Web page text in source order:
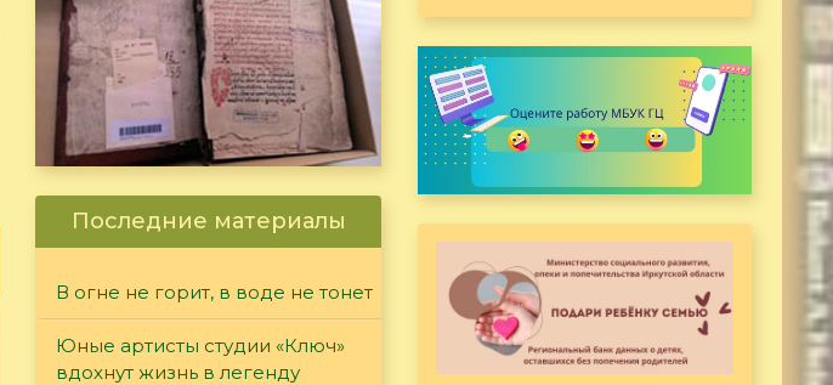
Последние материалы
В огне не горит, в воде не тонет
Юные артисты студии «Ключ»
вдохнут жизнь в легенду